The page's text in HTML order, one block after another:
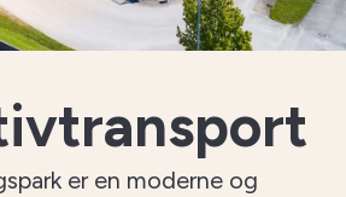
er en moderne og